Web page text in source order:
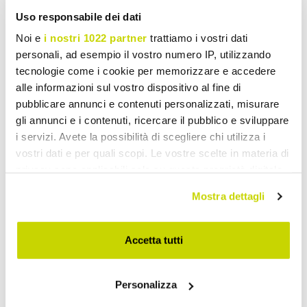
Uso responsabile dei dati
Noi e i nostri 1022 partner trattiamo i vostri dati
personali, ad esempio il vostro numero IP, utilizzando
tecnologie come i cookie per memorizzare e accedere
alle informazioni sul vostro dispositivo al fine di
pubblicare annunci e contenuti personalizzati, misurare
gli annunci e i contenuti, ricercare il pubblico e sviluppare
i servizi. Avete la possibilità di scegliere chi utilizza i
vostri dati e per quali scopi. Le vostre scelte in materia di
modificare o revocare il proprio consenso in qualsiasi
momento dalla Dichiarazione sui cookie o facendo clic
sull'icona di attivazione della privacy.
raccogliere informazioni sulla tua posizione
Mostra dettagli
Accetta tutti
Personalizza
Beperkt aanbod. Mis het niet.